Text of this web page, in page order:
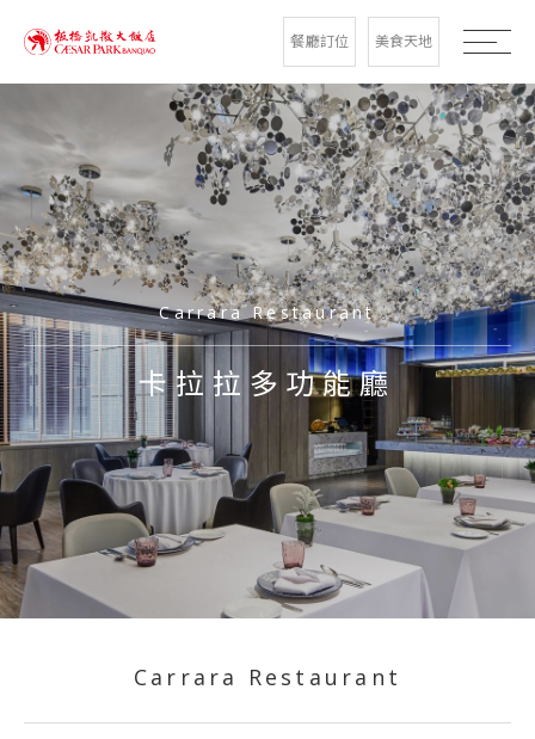
餐廳訂位 美食天地
Carrara Restaurant
卡拉拉多功能廳
Carrara Restaurant